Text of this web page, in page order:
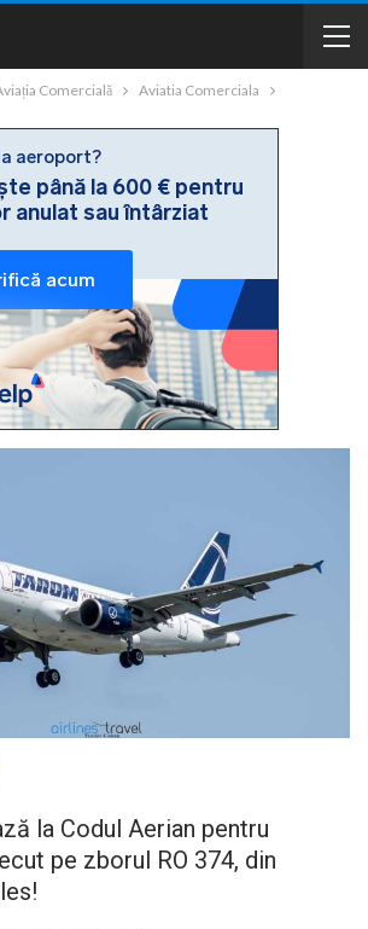
Comercială Aviatia Comerciala
la Codul Aerian pentru
pe zborul RO 374, din